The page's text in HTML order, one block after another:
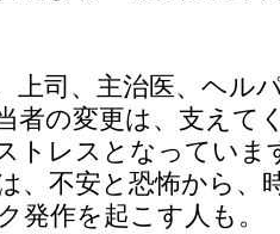
上司、主治医、ヘル
者の変更は、支えて
トレスとなっていま
、不安と恐怖から、
発作を起こす人も。